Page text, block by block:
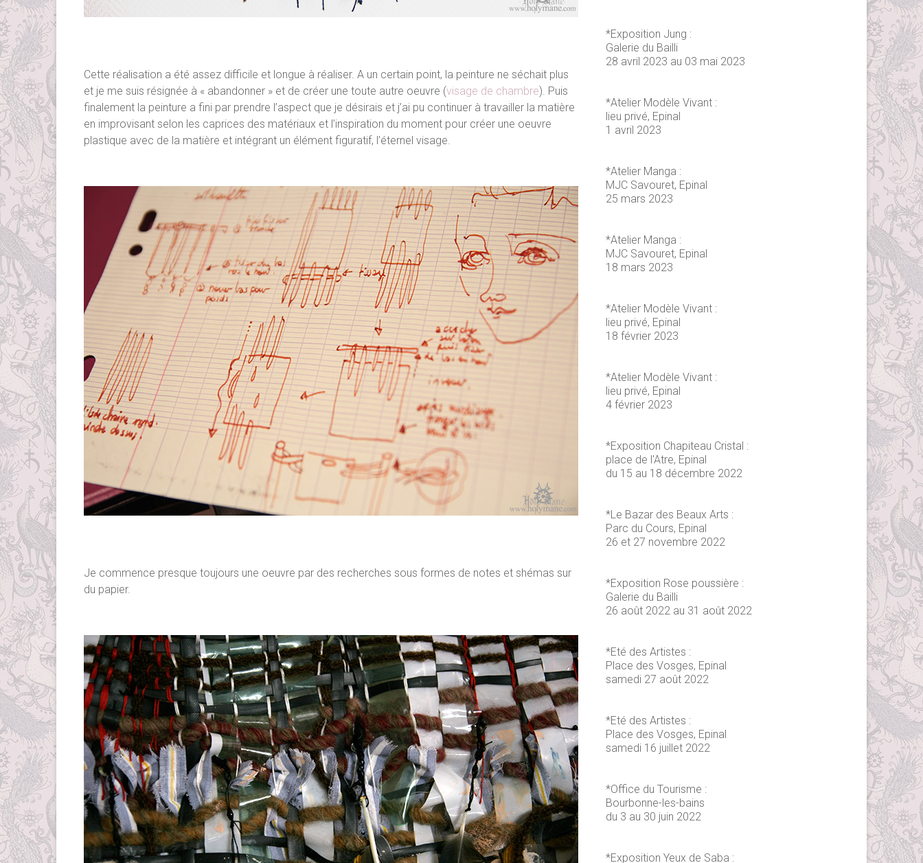
Cette réalisation a été assez difficile et longue à réaliser. A un certain point, la peinture ne séchait plus
et je me suis résignée à « abandonner » et de créer une toute autre oeuvre (visage de chambre). Puis
finalement la peinture a fini par prendre l’aspect que je désirais et j’ai pu continuer à travailler la matière
en improvisant selon les caprices des matériaux et l’inspiration du moment pour créer une oeuvre
plastique avec de la matière et intégrant un élément figuratif, l’éternel visage.
Je commence presque toujours une oeuvre par des recherches sous formes de notes et shémas sur
du papier.
*Exposition Jung :
Galerie du Bailli
28 avril 2023 au 03 mai 2023
*Atelier Modèle Vivant :
lieu privé, Epinal
1 avril 2023
*Atelier Manga :
MJC Savouret, Epinal
25 mars 2023
*Atelier Manga :
MJC Savouret, Epinal
18 mars 2023
*Atelier Modèle Vivant :
lieu privé, Epinal
18 février 2023
*Atelier Modèle Vivant :
lieu privé, Epinal
4 février 2023
*Exposition Chapiteau Cristal :
place de l'Atre, Epinal
du 15 au 18 décembre 2022
*Le Bazar des Beaux Arts :
Parc du Cours, Epinal
26 et 27 novembre 2022
*Exposition Rose poussière :
Galerie du Bailli
26 août 2022 au 31 août 2022
*Eté des Artistes :
Place des Vosges, Epinal
samedi 27 août 2022
*Eté des Artistes :
Place des Vosges, Epinal
samedi 16 juillet 2022
*Office du Tourisme :
Bourbonne-les-bains
du 3 au 30 juin 2022
*Exposition Yeux de Saba :